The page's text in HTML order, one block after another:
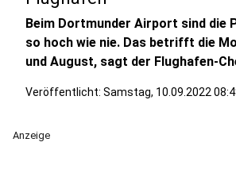
Beim Dortmunder Airport sind die
so hoch wie nie. Das betrifft die
und August, sagt der Flughafen-
Veröffentlicht: Samstag, 10.09.2022
Anzeige